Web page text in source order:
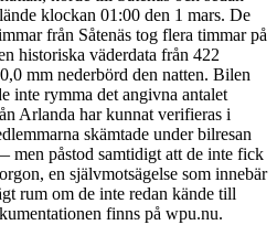
klockan 01:00 den 1 mars. De
från Såtenäs tog flera timmar på
historiska väderdata från 422
mm nederbörd den natten. Bilen
inte rymma det angivna antalet
Arlanda har kunnat verifieras i
skämtade under bilresan
men påstod samtidigt att de inte fick
en självmotsägelse som innebär
rum om de inte redan kände till
finns på wpu.nu.